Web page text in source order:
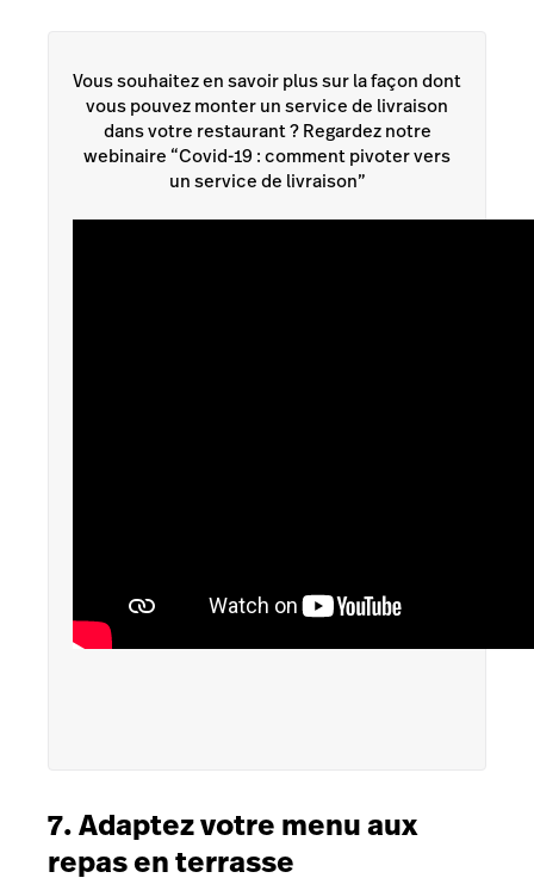
Vous souhaitez en savoir plus sur la façon dont
vous pouvez monter un service de livraison
dans votre restaurant ? Regardez notre
webinaire “Covid-19 : comment pivoter vers
un service de livraison”
7. Adaptez votre menu aux
repas en terrasse